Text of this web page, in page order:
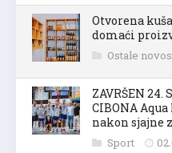
Otvorena
domaći
Ostale
ZAVRŠEN 24.
CIBONA
nakon sjajne
Sport